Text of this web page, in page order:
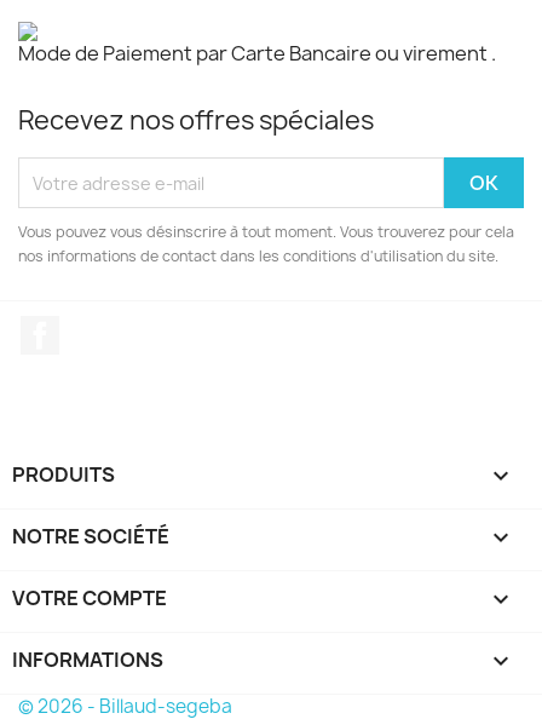
Mode de Paiement par Carte Bancaire ou virement .
Recevez nos offres spéciales
Vous pouvez vous désinscrire à tout moment. Vous trouverez pour cela
nos informations de contact dans les conditions d'utilisation du site.
PRODUITS 
NOTRE SOCIÉTÉ 
VOTRE COMPTE 
INFORMATIONS keyboard_arrow_down
© 2026 - Billaud-segeba